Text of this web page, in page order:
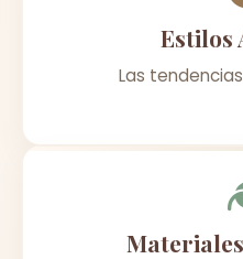
Estilos
Las